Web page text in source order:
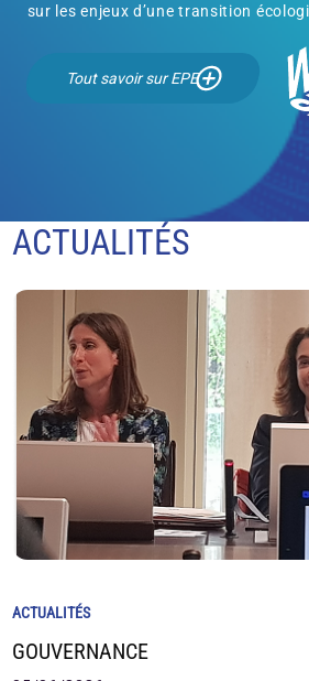
sur les enjeux d’une transition
Tout savoir sur EPE
ACTUALITÉS
ACTUALITÉS
GOUVERNANCE